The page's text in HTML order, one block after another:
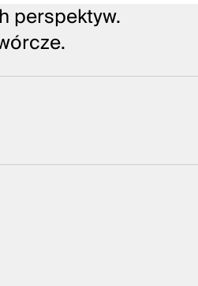
perspektyw.